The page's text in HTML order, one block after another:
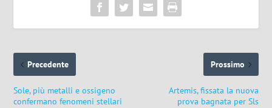
Precedente
Sole, più metalli e ossigeno
confermano fenomeni stellari
Prossimo
Artemis, fissata la nuova
prova bagnata per Sls